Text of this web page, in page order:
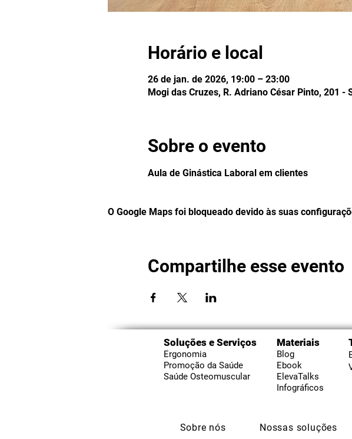
Horário e local
26 de jan. de 2026, 19:00 – 23:00
Mogi das Cruzes, R. Adriano César Pinto, 201 -
Sobre o evento
Aula de Ginástica Laboral em clientes
O Google Maps foi bloqueado devido às suas
Compartilhe esse evento
Soluções e Serviços
Ergonomia
Promoção da Saúde
Saúde Osteomuscular
Materiais
Blog
Ebook
ElevaTalks
Infográficos
Sobre nós Nossas soluções